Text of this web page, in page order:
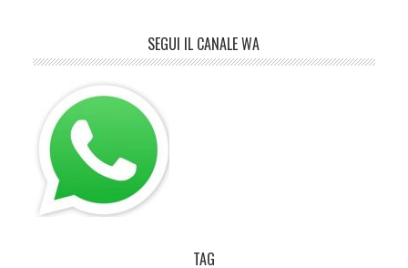
SEGUI IL CANALE WA
TAG